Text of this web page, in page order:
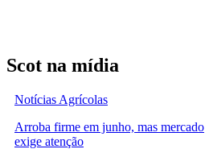
Scot na mídia
Notícias Agrícolas
Arroba firme em junho, mas mercado
exige atenção